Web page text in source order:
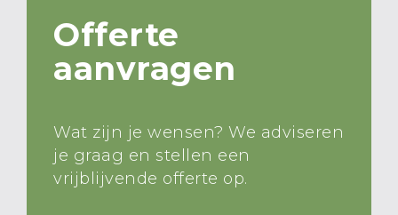
Offerte
aanvragen
Wat zijn je wensen? We adviseren
je graag en stellen een
vrijblijvende offerte op.